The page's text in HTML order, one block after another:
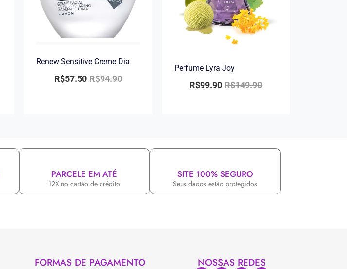
Renew Sensitive Creme Dia
R$94.90
R$57.50
Perfume Lyra Joy
R$149.90
R$99.90
PARCELE EM ATÉ
12X no cartão de crédito
SITE 100% SEGURO
Seus dados estão protegidos
FORMAS DE PAGAMENTO NOSSAS REDES